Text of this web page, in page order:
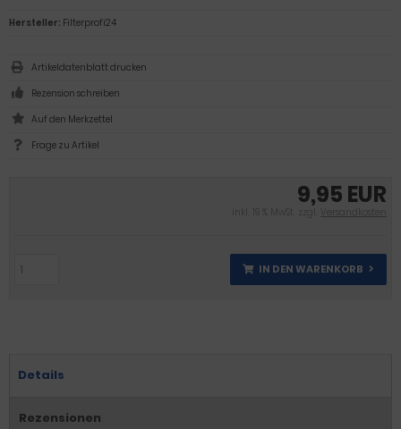
9,95 EUR
inkl. 19 % MwSt. zzgl. Versandkosten
IN DEN WARENKORB
Hersteller: Filterprofi24
Artikeldatenblatt drucken
Rezension schreiben
Frage zu Artikel
Details
Rezensionen